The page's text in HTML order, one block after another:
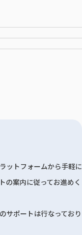
ットフォームから手軽に
の案内に従ってお進めく
サポートは行なっており